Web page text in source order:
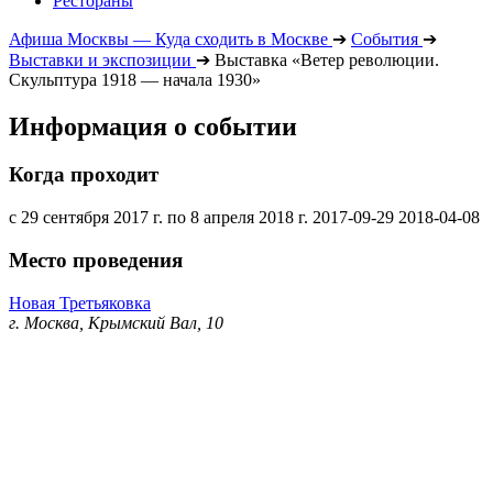
Афиша Москвы — Куда сходить в Москве ➔ События ➔
Выставки и экспозиции ➔ Выставка «Ветер революции.
Скульптура 1918 — начала 1930»
Информация о событии
Когда проходит
с 29 сентября 2017 г. по 8 апреля 2018 г. 2017-09-29 2018-04-08
Место проведения
Новая Третьяковка
г. Москва, Крымский Вал, 10